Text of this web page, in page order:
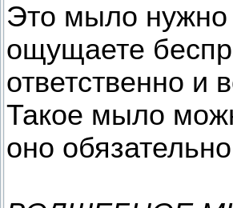
Это мыло нужно
ощущаете
ответственно
Такое мыло
оно